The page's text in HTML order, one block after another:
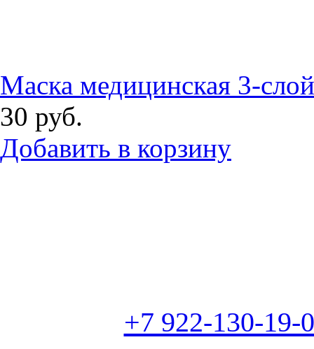
Маска медицинская 3-
30 руб.
Добавить в корзину
+7 922-130-19-